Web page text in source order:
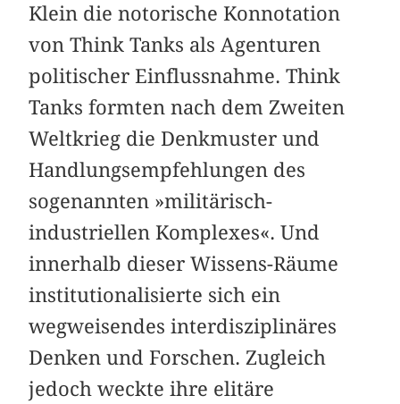
Klein die notorische Konnotation
von Think Tanks als Agenturen
politischer Einflussnahme. Think
Tanks formten nach dem Zweiten
Weltkrieg die Denkmuster und
Handlungsempfehlungen des
sogenannten »militärisch-
industriellen Komplexes«. Und
innerhalb dieser Wissens-Räume
institutionalisierte sich ein
wegweisendes interdisziplinäres
Denken und Forschen. Zugleich
jedoch weckte ihre elitäre